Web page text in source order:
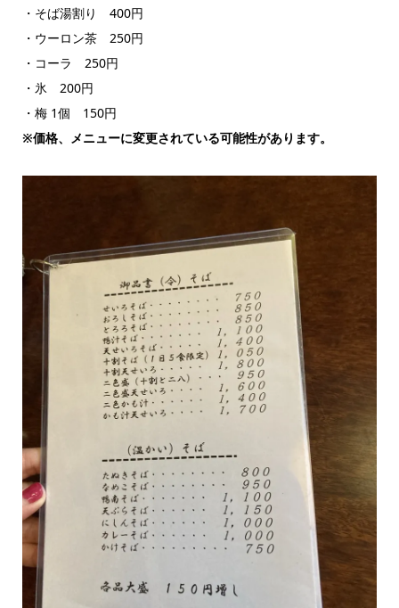
・そば湯割り 400円
・ウーロン茶 250円
・コーラ 250円
・氷 200円
・梅 1個 150円
※価格、メニューに変更されている可能性があります。